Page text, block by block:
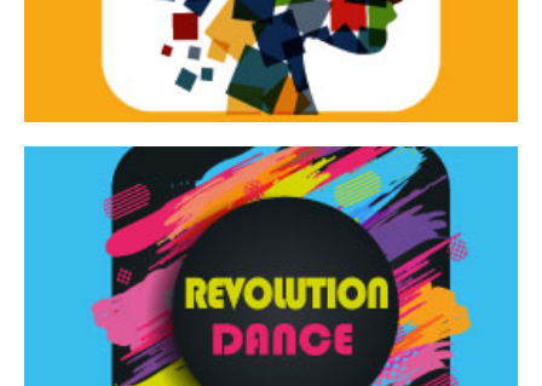
Tracce dinamiche
Revolution Dance
Rassegna di danza contemporanea – I Edizione